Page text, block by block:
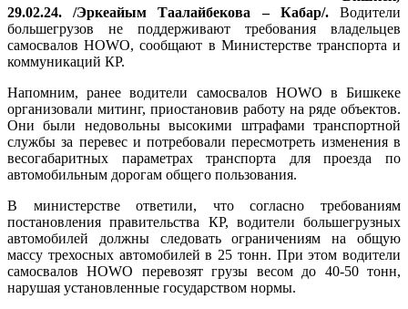
29.02.24. /Эркеайым Таалайбекова – Кабар/.Водители
большегрузов не поддерживают требования владельцев
самосвалов HOWO, сообщают в Министерстве транспорта и
коммуникаций КР.
Напомним, ранее водители самосвалов HOWO в Бишкеке
организовали митинг, приостановив работу на ряде объектов.
Они были недовольны высокими штрафами транспортной
службы за перевес и потребовали пересмотреть изменения в
весогабаритных параметрах транспорта для проезда по
автомобильным дорогам общего пользования.
В министерстве ответили, что согласно требованиям
постановления правительства КР, водители большегрузных
автомобилей должны следовать ограничениям на общую
массу трехосных автомобилей в 25 тонн. При этом водители
самосвалов HOWO перевозят грузы весом до 40-50 тонн,
нарушая установленные государством нормы.